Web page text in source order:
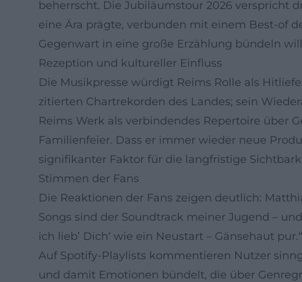
beherrscht. Die Jubiläumstour 2026 verspricht
eine Ära prägte, verbunden mit einem Best-of
Gegenwart in eine große Erzählung bündeln
Rezeption und kultureller Einfluss
Die Musikpresse würdigt Reims Rolle als
zitierten Chartrekorden des Landes; sein
Reims Werk als verbindendes Repertoire über
Familienfeier. Dass er immer wieder neue
signifikanter Faktor für die langfristige
Stimmen der Fans
Die Reaktionen der Fans zeigen deutlich:
Songs sind der Soundtrack meiner Jugend –
ich lieb’ Dich‘ wie ein Neustart – Gänsehaut
Auf Spotify-Playlists kommentieren Nutzer
und damit Emotionen bündelt, die über